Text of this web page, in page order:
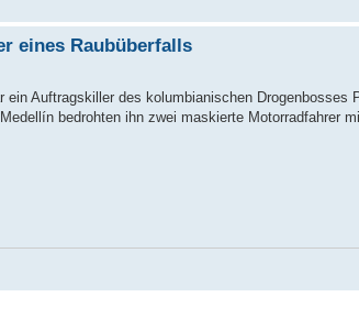
eines Raubüberfalls
Auftragskiller des kolumbianischen Drogenbosses
bedrohten ihn zwei maskierte Motorradfahrer